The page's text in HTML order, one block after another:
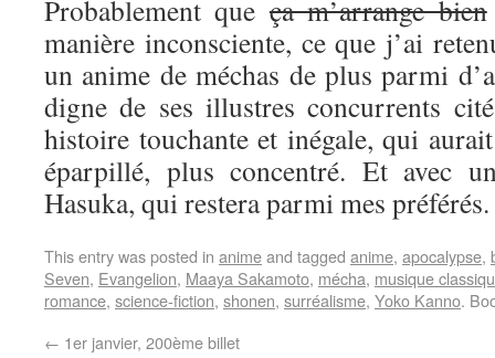
Probablement queça m’arrange bien
manière inconsciente, ce que j’ai
un anime de méchas de plus parmi
digne de ses illustres concurrents
histoire touchante et inégale, qui
éparpillé, plus concentré. Et avec
Hasuka, qui restera parmi mes préférés.
This entry was posted in animeand tagged anime, apocalypse,
Seven, Evangelion, Maaya Sakamoto, mécha, musique
romance, science-fiction, shonen, surréalisme, Yoko Kanno.
← 1er janvier, 200ème billet